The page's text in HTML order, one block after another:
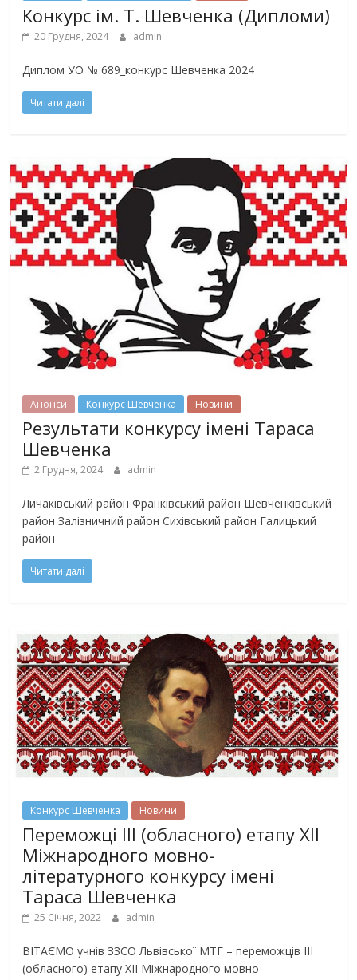
Конкурс ім. Т. Шевченка (Дипломи)
20 Грудня, 2024 admin
Диплом УО № 689_конкурс Шевченка 2024
Читати далі
Анонси Конкурс Шевченка Новини
Результати конкурсу імені Тараса
Шевченка
2 Грудня, 2024 admin
Личаківський район Франківський район Шевченківський
район Залізничний район Сихівський район Галицький
район
Читати далі
Конкурс Шевченка Новини
Переможці ІІІ (обласного) етапу ХІІ
Міжнародного мовно-
літературного конкурсу імені
Тараса Шевченка
25 Січня, 2022 admin
ВІТАЄМО учнів ЗЗСО Львівської МТГ – переможців ІІІ
(обласного) етапу ХІІ Міжнародного мовно-